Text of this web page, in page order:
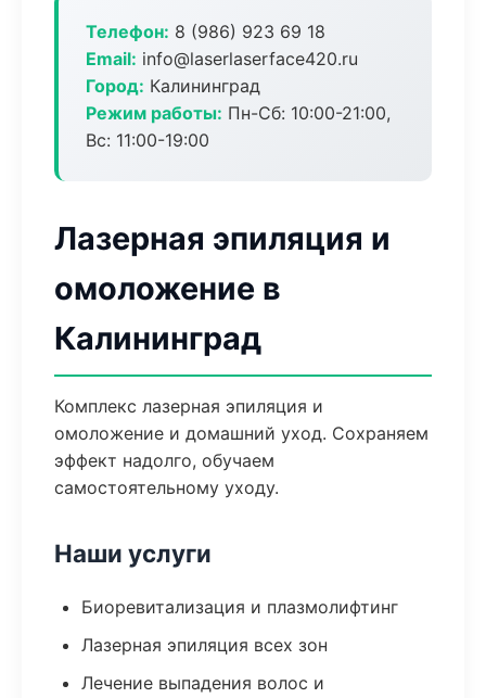
Телефон: 8 (986) 923 69 18
Email: info@laserlaserface420.ru
Город: Калининград
Режим работы: Пн-Сб: 10:00-21:00,
Вс: 11:00-19:00
Лазерная эпиляция и
омоложение в
Калининград
Комплекс лазерная эпиляция и
омоложение и домашний уход. Сохраняем
эффект надолго, обучаем
самостоятельному уходу.
Наши услуги
Биоревитализация и плазмолифтинг
Лазерная эпиляция всех зон
Лечение выпадения волос и